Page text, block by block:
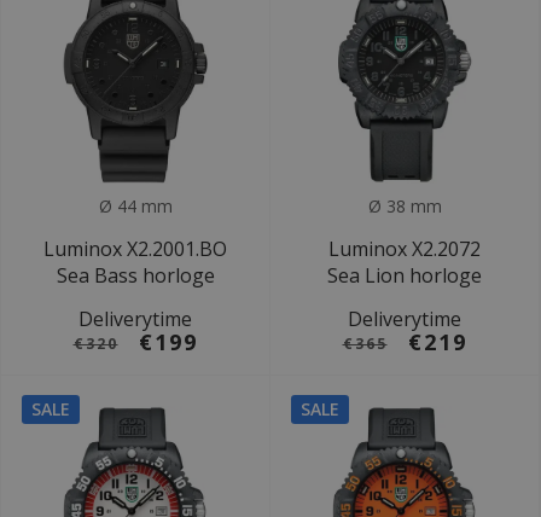
Ø 44 mm
Luminox X2.2001.BO
Sea Bass horloge
Deliverytime
€320 €199
Ø 38 mm
Luminox X2.2072
Sea Lion horloge
Deliverytime
€365 €219
SALE SALE